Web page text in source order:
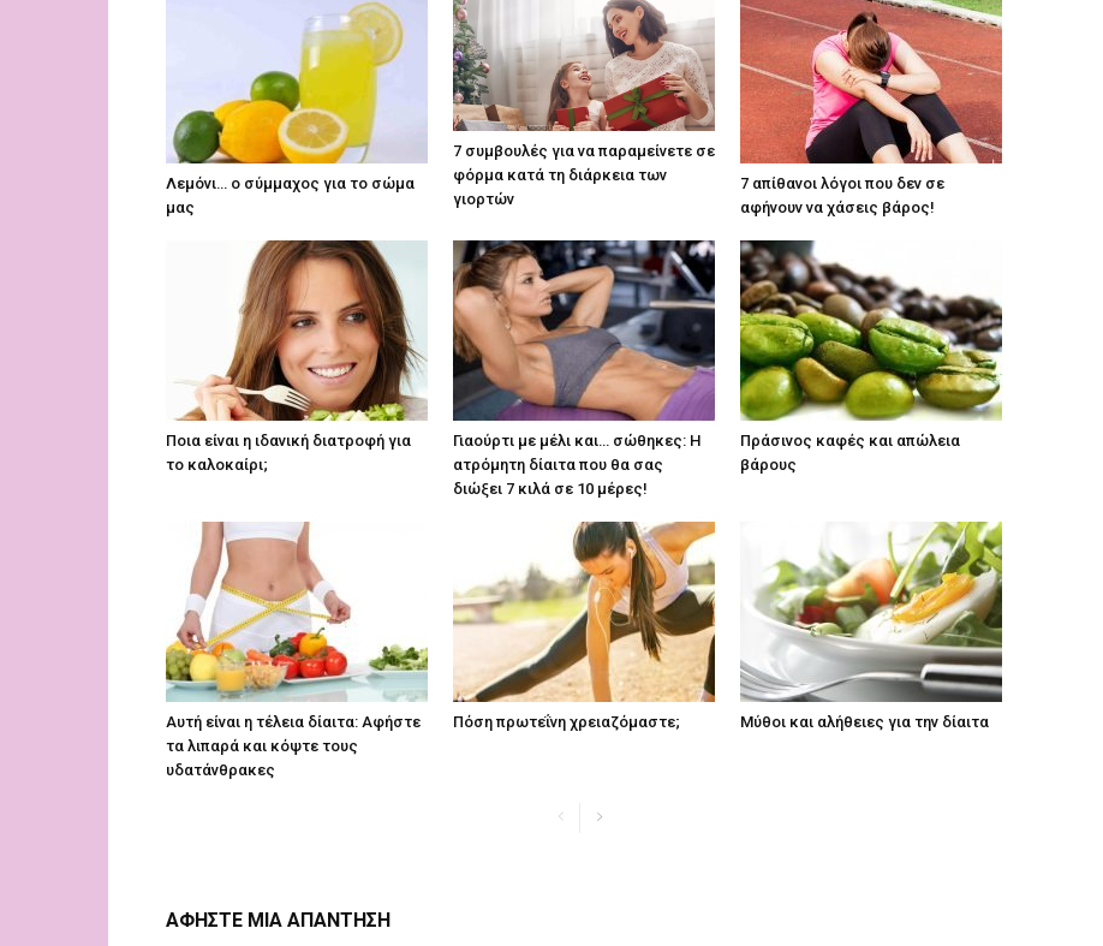
Λεμόνι… ο σύμμαχος για το σώμα
μας
7 συμβουλές για να παραμείνετε σε
φόρμα κατά τη διάρκεια των
γιορτών
7 απίθανοι λόγοι που δεν σε
αφήνουν να χάσεις βάρος!
Ποια είναι η ιδανική διατροφή για
το καλοκαίρι;
Γιαούρτι με μέλι και… σώθηκες: Η
ατρόμητη δίαιτα που θα σας
διώξει 7 κιλά σε 10 μέρες!
Πράσινος καφές και απώλεια
βάρους
Αυτή είναι η τέλεια δίαιτα: Αφήστε
τα λιπαρά και κόψτε τους
υδατάνθρακες
Πόση πρωτεΐνη χρειαζόμαστε; Μύθοι και αλήθειες για την δίαιτα
ΑΦΗΣΤΕ ΜΙΑ ΑΠΑΝΤΗΣΗ